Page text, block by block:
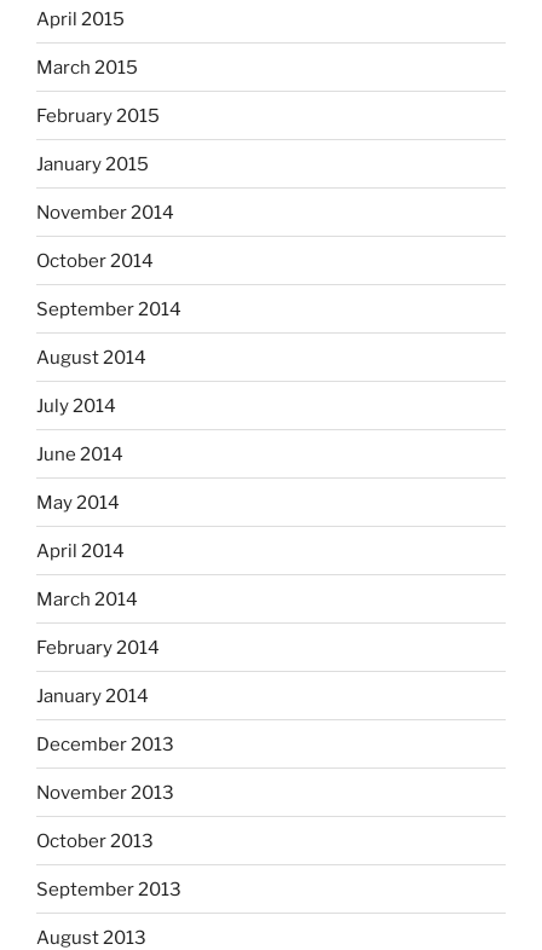
April 2015
March 2015
February 2015
January 2015
November 2014
October 2014
September 2014
August 2014
July 2014
June 2014
May 2014
April 2014
March 2014
February 2014
January 2014
December 2013
November 2013
October 2013
September 2013
August 2013